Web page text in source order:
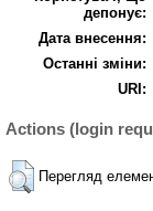
депонує:
Дата внесення:
Останні зміни:
URI:
Actions (login
Перегляд